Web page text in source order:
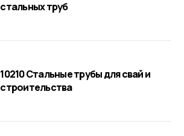
стальных труб
10210 Стальные трубы для свай и
строительства